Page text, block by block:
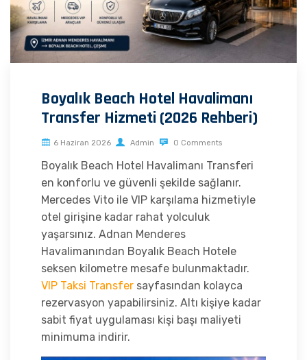
Boyalık Beach Hotel Havalimanı
Transfer Hizmeti (2026 Rehberi)
6 Haziran 2026 Admin 0 Comments
Boyalık Beach Hotel Havalimanı Transferi
en konforlu ve güvenli şekilde sağlanır.
Mercedes Vito ile VIP karşılama hizmetiyle
otel girişine kadar rahat yolculuk
yaşarsınız. Adnan Menderes
Havalimanından Boyalık Beach Hotele
seksen kilometre mesafe bulunmaktadır.
VIP Taksi Transfer sayfasından kolayca
rezervasyon yapabilirsiniz. Altı kişiye kadar
sabit fiyat uygulaması kişi başı maliyeti
minimuma indirir.